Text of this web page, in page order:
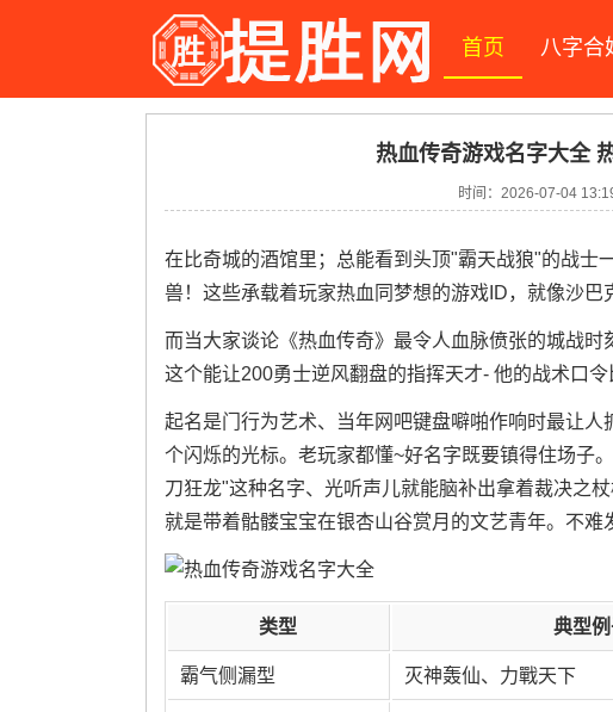
首页 八字合
热血传奇游戏名字大全
时间：2026-07-04
在比奇城的酒馆里；总能看到头顶"霸天战狼"的战士
兽！这些承载着玩家热血同梦想的游戏ID，就像沙巴
而当大家谈论《热血传奇》最令人血脉偾张的城战
这个能让200勇士逆风翻盘的指挥天才- 他的战术口令
起名是门行为艺术、当年网吧键盘噼啪作响时最让
个闪烁的光标。老玩家都懂~好名字既要镇得住场子
刀狂龙"这种名字、光听声儿就能脑补出拿着裁决之
就是带着骷髅宝宝在银杏山谷赏月的文艺青年。不难
类型 典型
霸气侧漏型 灭神轰仙、力戰天下